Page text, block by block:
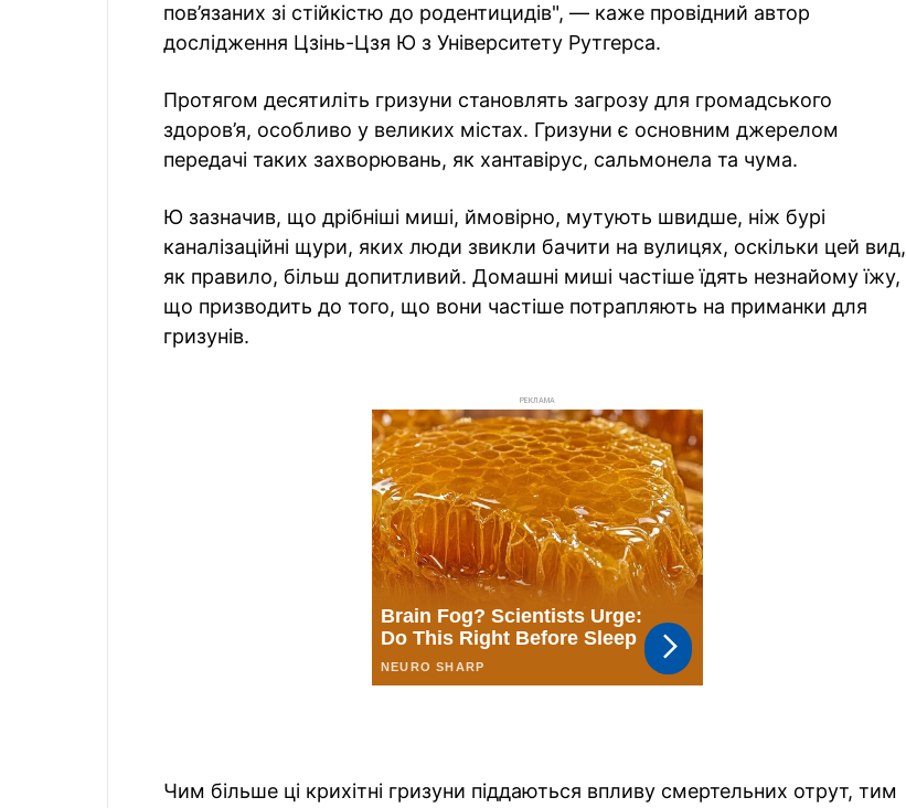
пов’язаних зі стійкістю до родентицидів", — каже провідний автор
дослідження Цзінь-Цзя Ю з Університету Рутгерса.
Протягом десятиліть гризуни становлять загрозу для громадського
здоров’я, особливо у великих містах. Гризуни є основним джерелом
передачі таких захворювань, як хантавірус, сальмонела та чума.
Ю зазначив, що дрібніші миші, ймовірно, мутують швидше, ніж бурі
каналізаційні щури, яких люди звикли бачити на вулицях, оскільки цей вид,
як правило, більш допитливий. Домашні миші частіше їдять незнайому їжу,
що призводить до того, що вони частіше потрапляють на приманки для
гризунів.
РЕКЛАМА
Чим більше ці крихітні гризуни піддаються впливу смертельних отрут, тим